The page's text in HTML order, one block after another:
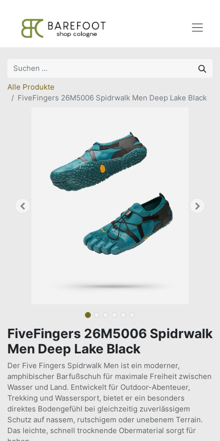
Alle Produkte
FiveFingers 26M5006 Spidrwalk Men Deep Lake Black
FiveFingers 26M5006 Spidrwalk
Men Deep Lake Black
Der Five Fingers Spidrwalk Men ist ein moderner,
amphibischer Barfußschuh für maximale Freiheit zwischen
Wasser und Land. Entwickelt für Outdoor-Abenteuer,
Trekking und Wassersport, bietet er ein besonders
direktes Bodengefühl bei gleichzeitig zuverlässigem
Schutz auf nassem, rutschigem oder unebenem Terrain.
Das leichte, schnell trocknende Obermaterial sorgt für